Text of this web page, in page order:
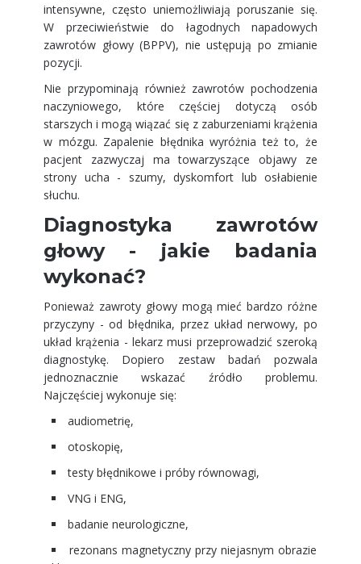
intensywne, często uniemożliwiają poruszanie się.
W przeciwieństwie do łagodnych napadowych
zawrotów głowy (BPPV), nie ustępują po zmianie
pozycji.
Nie przypominają również zawrotów pochodzenia
naczyniowego, które częściej dotyczą osób
starszych i mogą wiązać się z zaburzeniami krążenia
w mózgu. Zapalenie błędnika wyróżnia też to, że
pacjent zazwyczaj ma towarzyszące objawy ze
strony ucha - szumy, dyskomfort lub osłabienie
słuchu.
Diagnostyka zawrotów
głowy - jakie badania
wykonać?
Ponieważ zawroty głowy mogą mieć bardzo różne
przyczyny - od błędnika, przez układ nerwowy, po
układ krążenia - lekarz musi przeprowadzić szeroką
diagnostykę. Dopiero zestaw badań pozwala
jednoznacznie wskazać źródło problemu.
Najczęściej wykonuje się:
audiometrię,
otoskopię,
testy błędnikowe i próby równowagi,
VNG i ENG,
badanie neurologiczne,
rezonans magnetyczny przy niejasnym obrazie